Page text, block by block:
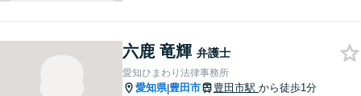
六鹿 竜輝 弁護士
愛知ひまわり法律事務所
愛知県|豊田市 豊田市駅 から徒歩1分